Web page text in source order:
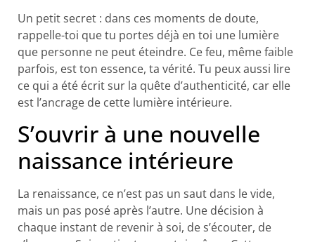
Un petit secret : dans ces moments de doute,
rappelle-toi que tu portes déjà en toi une lumière
que personne ne peut éteindre. Ce feu, même faible
parfois, est ton essence, ta vérité. Tu peux aussi lire
ce qui a été écrit sur la quête d’authenticité, car elle
est l’ancrage de cette lumière intérieure.
S’ouvrir à une nouvelle
naissance intérieure
La renaissance, ce n’est pas un saut dans le vide,
mais un pas posé après l’autre. Une décision à
chaque instant de revenir à soi, de s’écouter, de